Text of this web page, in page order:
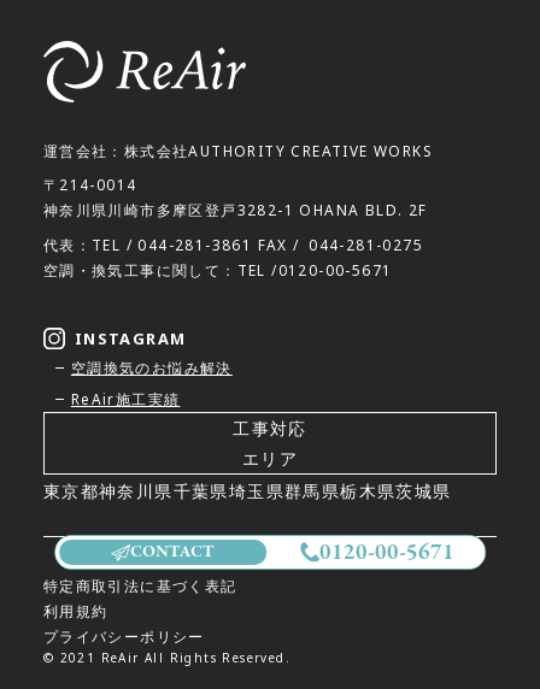
CONTACT 0120-00-5671
運営会社：株式会社AUTHORITY CREATIVE WORKS
〒214-0014
神奈川県川崎市多摩区登戸3282-1 OHANA BLD. 2F
代表：TEL / 044-281-3861 FAX / 044-281-0275
空調・換気工事に関して：TEL /0120-00-5671
INSTAGRAM
空調換気のお悩み解決
ReAir施工実績
工事対応
エリア
東京都神奈川県千葉県埼玉県群馬県栃木県茨城県
特定商取引法に基づく表記
利用規約
プライバシーポリシー
© 2021 ReAir All Rights Reserved.